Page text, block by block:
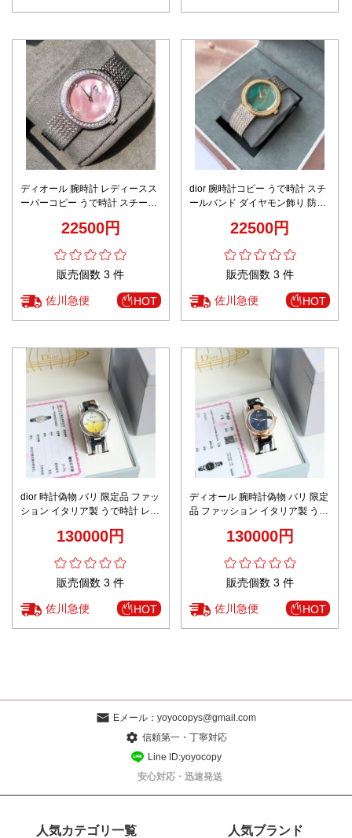
ディオール 腕時計 レディースス
ーパーコピー うで時計 スチール
ィース ピンク22500円
販売個数 3 件
佐川急便 HOT
dior 腕時計コピー うで時計 スチ
ールバンド ダイヤモン飾り 防水
22500円
販売個数 3 件
佐川急便 HOT
dior 時計偽物 バリ 限定品 ファッ
ション イタリア製 うで時計 レザ
130000円
販売個数 3 件
佐川急便 HOT
ディオール 腕時計偽物 バリ 限定
品 ファッション イタリア製 うで
ィース ブラック130000円
販売個数 3 件
佐川急便 HOT
Eメール： yoyocopys@gmail.com
信頼第一・丁寧対応
Line ID:yoyocopy
安心対応・迅速発送
人気カテゴリ一覧 人気ブランド